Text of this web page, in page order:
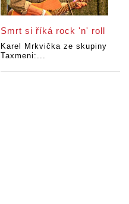
Smrt si říká rock 'n' roll
Karel Mrkvička ze skupiny
Taxmeni:...